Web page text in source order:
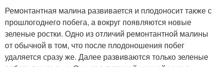
Ремонтантная малина развивается и плодоносит также с
прошлогоднего побега, а вокруг появляются новые
зеленые ростки. Одно из отличий ремонтантной малины
от обычной в том, что после плодоношения побег
удаляется сразу же. Далее развиваются только зеленые